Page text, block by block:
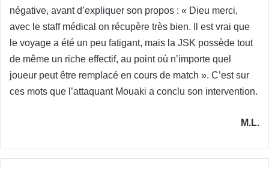
négative, avant d’expliquer son propos : « Dieu merci,
avec le staff médical on récupère très bien. Il est vrai que
le voyage a été un peu fatigant, mais la JSK possède tout
de même un riche effectif, au point où n’importe quel
joueur peut être remplacé en cours de match ». C’est sur
ces mots que l’attaquant Mouaki a conclu son intervention.
M.L.